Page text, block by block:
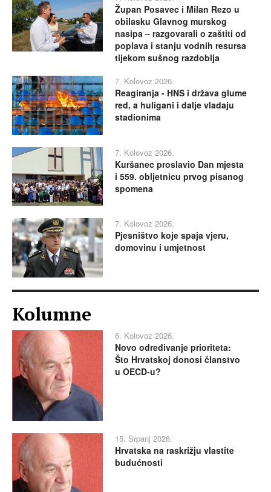
Župan Posavec i Milan Rezo u
obilasku Glavnog murskog
nasipa – razgovarali o zaštiti od
poplava i stanju vodnih resursa
tijekom sušnog razdoblja
7. Kolovoz 2026.
Reagiranja - HNS i država glume
red, a huligani i dalje vladaju
stadionima
7. Kolovoz 2026.
Kuršanec proslavio Dan mjesta
i 559. obljetnicu prvog pisanog
spomena
7. Kolovoz 2026.
Pjesništvo koje spaja vjeru,
domovinu i umjetnost
Kolumne
6. Kolovoz 2026.
Novo određivanje prioriteta:
Što Hrvatskoj donosi članstvo
u OECD-u?
15. Srpanj 2026.
Hrvatska na raskrižju vlastite
budućnosti